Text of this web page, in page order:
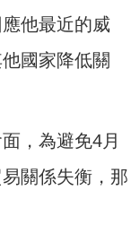
他最近的威
國家降低關
，為避免4月
關係失衡，那